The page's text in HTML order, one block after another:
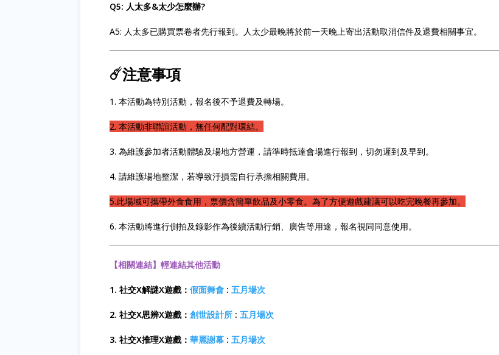
Q5: 人太多&太少怎麼辦?
A5: 人太多已購買票卷者先行報到。人太少最晚將於前一天晚上寄出活動取消信件及退費相關事宜。
☄️注意事項
1. 本活動為特別活動，報名後不予退費及轉場。
2. 本活動非聯誼活動，無任何配對環結。
3. 為維護參加者活動體驗及場地方營運，請準時抵達會場進行報到，切勿遲到及早到。
4. 請維護場地整潔，若導致汙損需自行承擔相關費用。
5.此場域可攜帶外食食用，票價含簡單飲品及小零食。為了方便遊戲建議可以吃完晚餐再參加。
6. 本活動將進行側拍及錄影作為後續活動行銷、廣告等用途，報名視同同意使用。
【相關連結】輕連結其他活動
1. 社交X解謎X遊戲： 假面舞會 : 五月場次
2. 社交X思辨X遊戲： 創世設計所 : 五月場次
3. 社交X推理X遊戲： 華麗謝幕 : 五月場次